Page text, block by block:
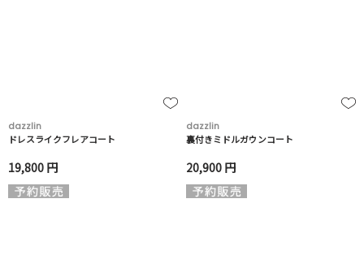
dazzlin
ドレスライクフレアコート
19,800 円
dazzlin
裏付きミドルガウンコート
20,900 円